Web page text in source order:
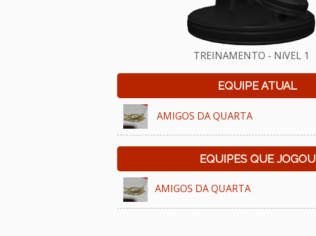
TREINAMENTO - NíVEL 1
EQUIPE ATUAL
AMIGOS DA QUARTA
EQUIPES QUE JOGOU
AMIGOS DA QUARTA